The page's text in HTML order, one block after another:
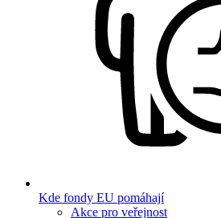
Kde fondy EU pomáhají
Akce pro veřejnost